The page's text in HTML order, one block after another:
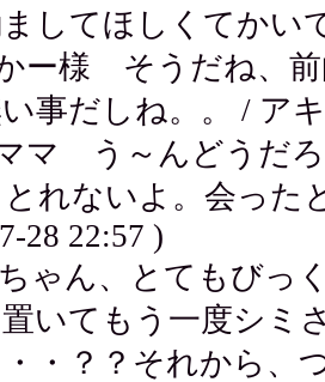
してほしくてかい
ー様 そうだね、前
事だしね。。 / ア
マ う～んどうだろ
れないよ。会った
28 22:57 )
ゃん、とてもびっ
いてもう一度シミ
・？？それから、